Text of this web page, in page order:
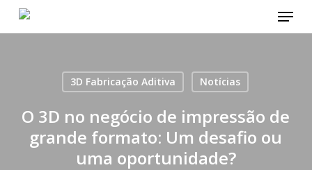
Menu
3D Fabricação Aditiva Notícias
O 3D no negócio de impressão de
grande formato: Um desafio ou
uma oportunidade?